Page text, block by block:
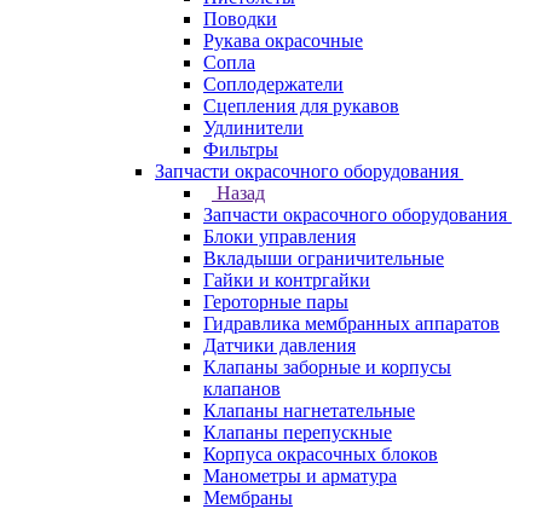
Поводки
Рукава окрасочные
Сопла
Соплодержатели
Сцепления для рукавов
Удлинители
Фильтры
Запчасти окрасочного оборудования
Назад
Запчасти окрасочного оборудования
Блоки управления
Вкладыши ограничительные
Гайки и контргайки
Героторные пары
Гидравлика мембранных аппаратов
Датчики давления
Клапаны заборные и корпусы
клапанов
Клапаны нагнетательные
Клапаны перепускные
Корпуса окрасочных блоков
Манометры и арматура
Мембраны